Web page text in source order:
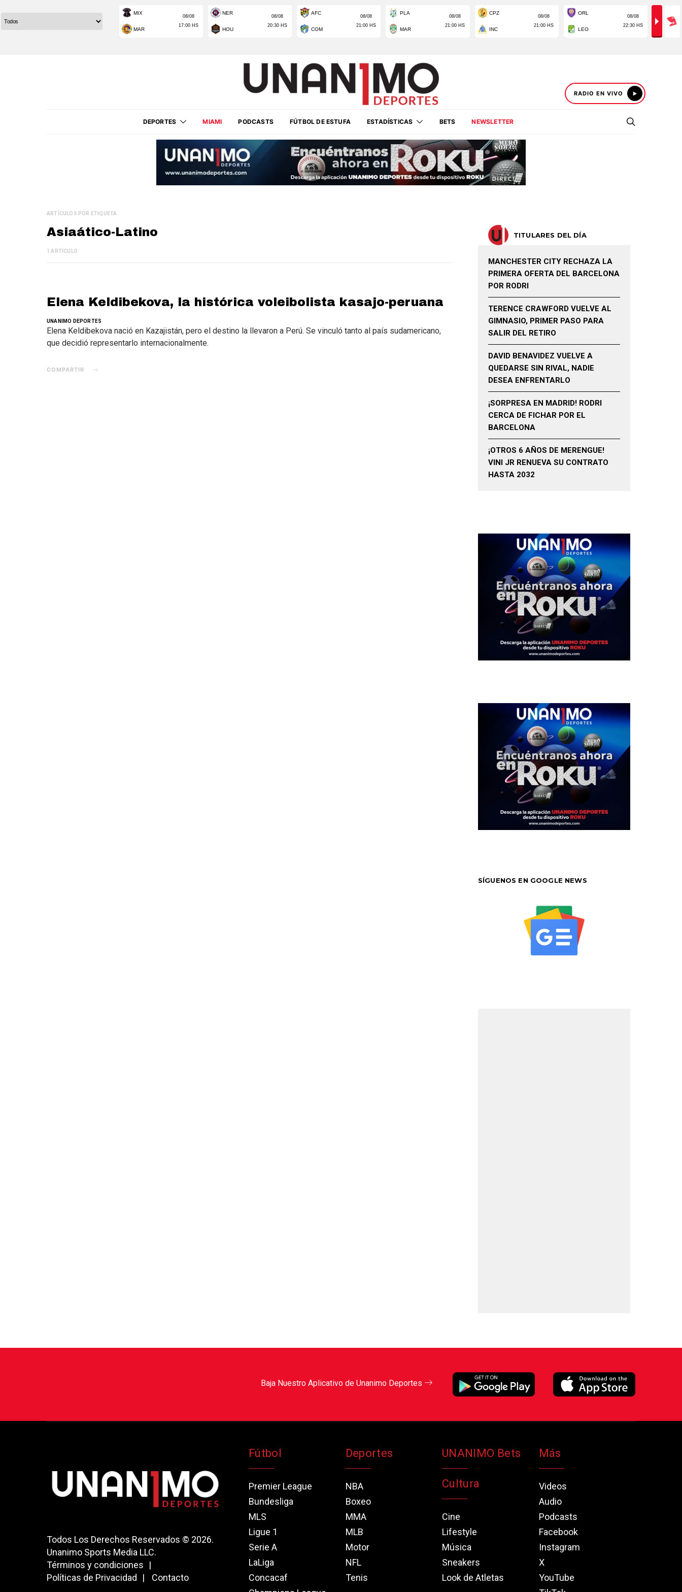
RADIO EN VIVO
DEPORTES MIAMI PODCASTS FÚTBOL DE ESTUFA ESTADÍSTICAS BETS NEWSLETTER
ARTÍCULOS POR ETIQUETA
Asiaático-Latino
1 ARTÍCULO
Elena Keldibekova, la histórica voleibolista kasajo-peruana
UNANIMO DEPORTES
Elena Keldibekova nació en Kazajistán, pero el destino la llevaron a Perú. Se vinculó tanto al país sudamericano,
que decidió representarlo internacionalmente.
COMPARTIR
TITULARES DEL DÍA
MANCHESTER CITY RECHAZA LA
PRIMERA OFERTA DEL BARCELONA
POR RODRI
TERENCE CRAWFORD VUELVE AL
GIMNASIO, PRIMER PASO PARA
SALIR DEL RETIRO
DAVID BENAVIDEZ VUELVE A
QUEDARSE SIN RIVAL, NADIE
DESEA ENFRENTARLO
¡SORPRESA EN MADRID! RODRI
CERCA DE FICHAR POR EL
BARCELONA
¡OTROS 6 AÑOS DE MERENGUE!
VINI JR RENUEVA SU CONTRATO
HASTA 2032
SÍGUENOS EN GOOGLE NEWS
Baja Nuestro Aplicativo de Unanimo Deportes
Todos Los Derechos Reservados © 2026.
Unanimo Sports Media LLC.
Términos y condiciones
Políticas de Privacidad
Contacto
Fútbol
Premier League
Bundesliga
MLS
Ligue 1
Serie A
LaLiga
Concacaf
Deportes
NBA
Boxeo
MMA
MLB
Motor
NFL
Tenis
UNANIMO Bets
Cultura
Cine
Lifestyle
Música
Sneakers
Look de Atletas
Más
Videos
Audio
Podcasts
Facebook
Instagram
X
YouTube